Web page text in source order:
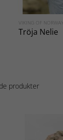
VIKING OF NORWAY
Tröja Nelie
produkter